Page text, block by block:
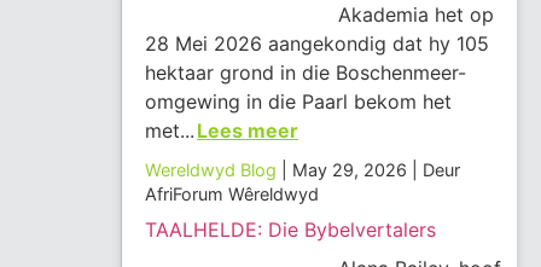
Akademia het op
28 Mei 2026 aangekondig dat hy 105
hektaar grond in die Boschenmeer-
omgewing in die Paarl bekom het
met... Lees meer
Wereldwyd Blog May 29, 2026
Deur
AfriForum Wêreldwyd
TAALHELDE: Die Bybelvertalers